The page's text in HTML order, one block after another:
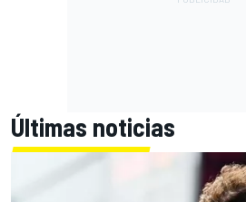
Últimas noticias